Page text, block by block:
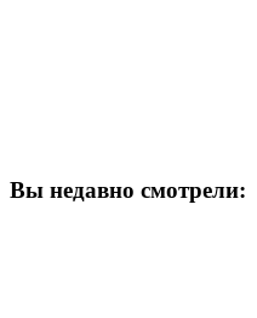
Вы недавно смотрели: